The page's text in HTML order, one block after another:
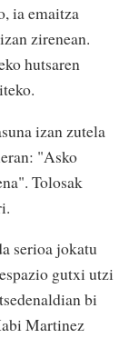
ia emaitza
zirenean.
hutsaren
izan zutela
"Asko
Tolosak
serioa jokatu
gutxi utzi
bi
Martinez